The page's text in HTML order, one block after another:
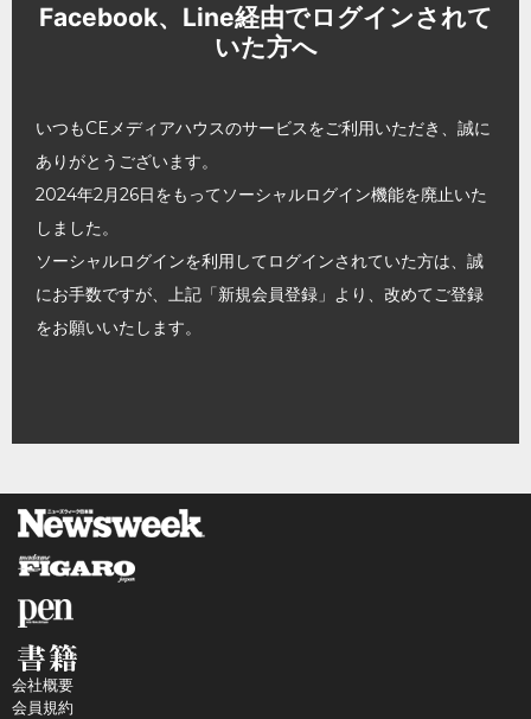
Facebook、Line経由でログインされて
いた方へ
いつもCEメディアハウスのサービスをご利用いただき、誠に
ありがとうございます。
2024年2月26日をもってソーシャルログイン機能を廃止いた
しました。
ソーシャルログインを利用してログインされていた方は、誠
にお手数ですが、上記「新規会員登録」より、改めてご登録
をお願いいたします。
会社概要
会員規約